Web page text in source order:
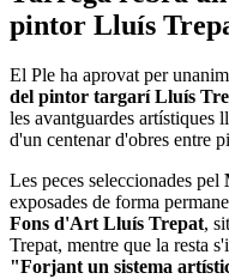
pintor Lluís
El Ple ha aprovat per
del pintor targarí Lluís
les avantguardes artístiques
d'un centenar d'obres entre
Les peces seleccionades pel
exposades de forma
Fons d'Art Lluís Trepat,
Trepat, mentre que la resta
"Forjant un sistema